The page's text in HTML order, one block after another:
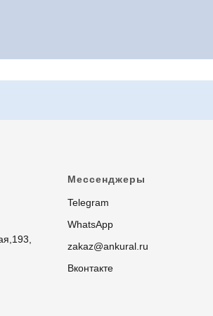
Мессенджеры
Telegram
WhatsApp
zakaz@ankural.ru
Вконтакте